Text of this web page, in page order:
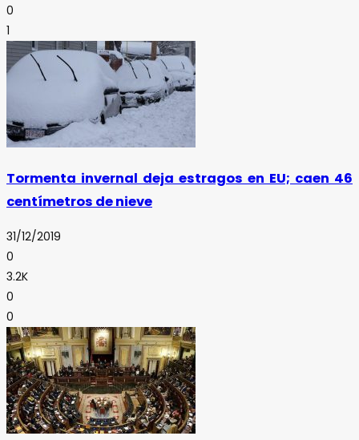
0
1
Tormenta invernal deja estragos en EU; caen 46
centímetros de nieve
31/12/2019
0
3.2K
0
0